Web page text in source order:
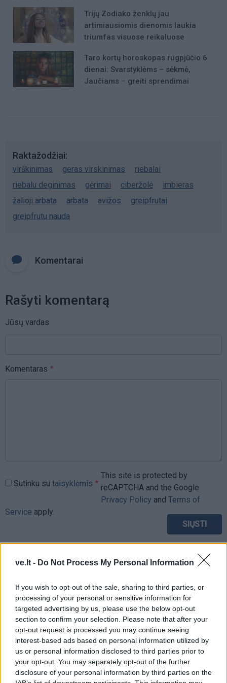
ve.lt - Do Not Process My Personal Information
If you wish to opt-out of the sale, sharing to third parties, or
processing of your personal or sensitive information for
targeted advertising by us, please use the below opt-out
section to confirm your selection. Please note that after your
opt-out request is processed you may continue seeing
interest-based ads based on personal information utilized by
us or personal information disclosed to third parties prior to
your opt-out. You may separately opt-out of the further
disclosure of your personal information by third parties on the
Trijų Zodiako ženklų jau
artimiausiomis dienomis laukia
triumfas visuose reikaluose
Taro kortų horoskopas rugpjūčio 6
dienai: Svarstyklėms – sėkmė,
Jaučiams – greiti sprendimai
Raktažodžiai
virškinimas geras virskinimas
riebalai
riebalu deginimas
gėrimai ciberžolė
imbieras
žalioji arbata
arbata avižos
greipfrutai
greipfrutu nauda
Komentarai
Rašyti komentarą
Jūsų vardas
Komentaras
Sutinku su taisyklėmis
This site is protected by
reCAPTCHA and the Google
Privacy Policy and Terms of
Service apply.